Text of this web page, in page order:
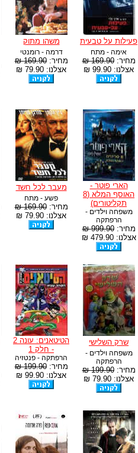
פעילות על טבעית
אימה - מתח
מחיר:169.90 ₪
אצלנו: 99.90 ₪
משהו מתוק
דרמה - רומנטי
מחיר:169.90 ₪
אצלנו: 79.90 ₪
הארי פוטר -
האוסף המלא (8
תקליטורים)
משפחה וילדים -
הרפתקה
מחיר:999.90 ₪
אצלנו: 479.90 ₪
מעבר לכל חשד
פשע - מתח
מחיר:169.90 ₪
אצלנו: 79.90 ₪
שרק השלישי
משפחה וילדים -
הרפתקה
מחיר:199.90 ₪
אצלנו: 79.90 ₪
הטיטאנים: עונה 2
- חלק 1
הרפתקה - פנטזיה
מחיר:199.90 ₪
אצלנו: 99.90 ₪